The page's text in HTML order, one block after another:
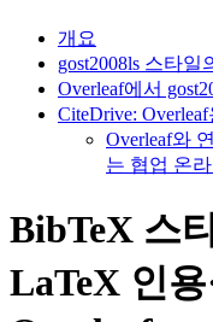
개요
gost2008ls 스타
Overleaf에서
CiteDrive:
Overleaf와
는 협업 온
BibTeX 스
LaTeX 인